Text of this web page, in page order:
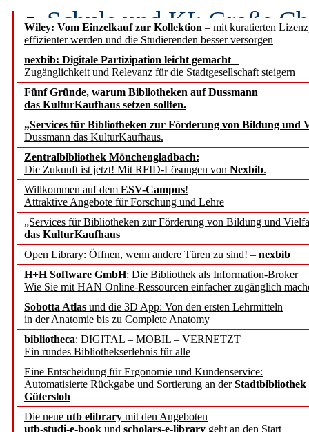
Wiley: Vom Einzelkauf zur Kollektion – mit kuratierten
effizienter werden und die Studierenden besser versorgen
nexbib: Digitale Partizipation leicht gemacht –
Zugänglichkeit und Relevanz für die Stadtgesellschaft steigern
Fünf Gründe, warum Bibliotheken auf Dussmann
das KulturKaufhaus setzen sollten.
„Services für Bibliotheken zur Förderung von Bildung und
Dussmann das KulturKaufhaus.
Zentralbibliothek Mönchengladbach:
Die Zukunft ist jetzt! Mit RFID-Lösungen von Nexbib.
Willkommen auf dem ESV-Campus!
Attraktive Angebote für Forschung und Lehre
„Services für Bibliotheken zur Förderung von Bildung und
das KulturKaufhaus
Open Library: Öffnen, wenn andere Türen zu sind! – nexbib
H+H Software GmbH: Die Bibliothek als Information-Broker
Wie Sie mit HAN Online-Ressourcen einfacher zugänglich
Sobotta Atlas und die 3D App: Von den ersten Lehrmitteln
in der Anatomie bis zu Complete Anatomy
bibliotheca: DIGITAL – MOBIL – VERNETZT
Ein rundes Bibliothekserlebnis für alle
Eine Entscheidung für Ergonomie und Kundenservice:
Automatisierte Rückgabe und Sortierung an derStadtbibliothek
Gütersloh
Die neue utb elibrary mit den Angeboten
utb-studi-e-book und scholars-e-library geht an den Start
Schule und KI: Große
Voraussetzungen
Erfolgreiches erstes
Segment Research –
angepasst
konstruktiv!
Mohr Siebeck
und die Zeitschrift für
Francke Attempto
EBSCO Information
Recherchefunktionen in
Sorbisches Institut neu
Geschichte und